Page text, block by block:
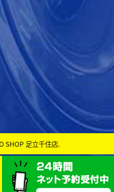
SHOP 足立千住店.